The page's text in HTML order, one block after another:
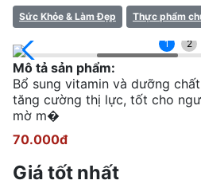
Sức Khỏe & Làm Đẹp Thực phẩm
1 2
Mô tả sản phẩm:
Bổ sung vitamin và dưỡng
tăng cường thị lực, tốt cho
mờ m�
70.000đ
Giá tốt nhất